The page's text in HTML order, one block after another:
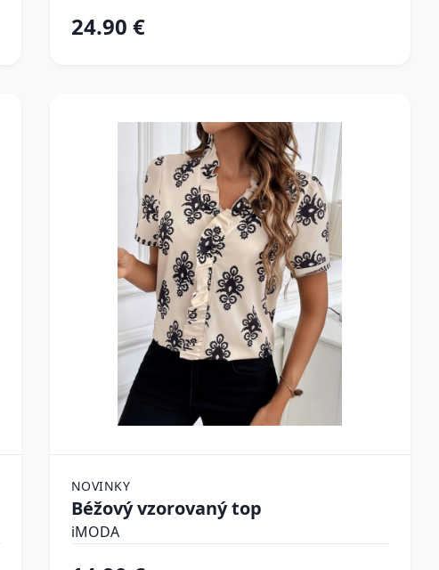
24.90 €
NOVINKY
Béžový vzorovaný top
iMODA